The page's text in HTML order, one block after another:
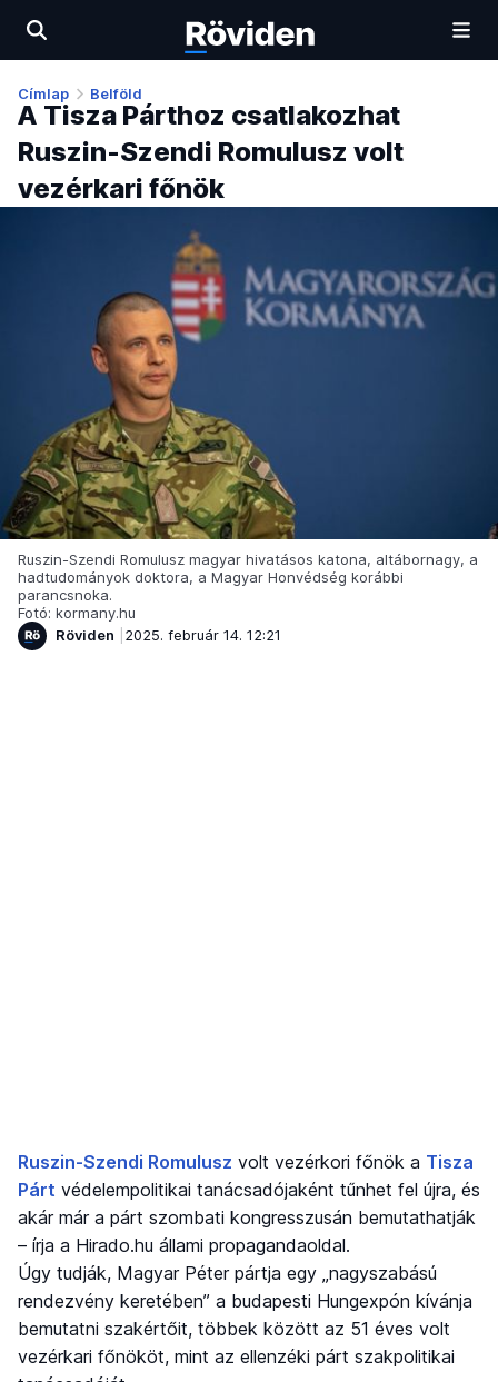
Címlap Belföld
A Tisza Párthoz csatlakozhat
Ruszin-Szendi Romulusz volt
vezérkari főnök
Ruszin-Szendi Romulusz magyar hivatásos katona, altábornagy, a
hadtudományok doktora, a Magyar Honvédség korábbi
parancsnoka.
Fotó: kormany.hu
Röviden
2025. február 14. 12:21
Ruszin-Szendi Romulusz volt vezérkori főnök a Tisza
Párt védelempolitikai tanácsadójaként tűnhet fel újra, és
akár már a párt szombati kongresszusán bemutathatják
– írja a Hirado.hu állami propagandaoldal.
Úgy tudják, Magyar Péter pártja egy „nagyszabású
rendezvény keretében” a budapesti Hungexpón kívánja
bemutatni szakértőit, többek között az 51 éves volt
vezérkari főnököt, mint az ellenzéki párt szakpolitikai